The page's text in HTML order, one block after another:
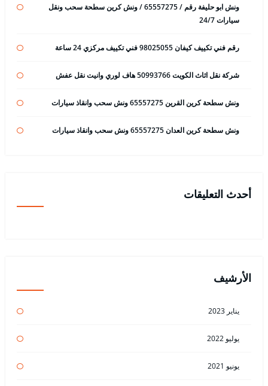
ونش ابو حليفة رقم / 65557275 / ونش كرين سطحة سحب ونقل
سيارات 24/7
رقم فني تكييف كيفان 98025055 فني تكييف مركزي 24 ساعة
شركة نقل اثاث الكويت 50993766 هاف لوري وانيت نقل عفش
ونش سطحة كرين القرين 65557275 ونش سحب وانقاذ سيارات
ونش سطحة كرين العدان 65557275 ونش سحب وانقاذ سيارات
أحدث التعليقات
الأرشيف
يناير 2023
يوليو 2022
يونيو 2021